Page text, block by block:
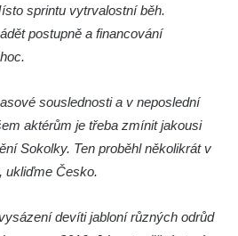
Budějovicích
II. v parku Na
v parku Na
Budějovicích
sprintu vytrvalostní běh.
postupně a financování
souslednosti a v neposlední
aktérům je třeba zmínit jakousi
Sokolky. Ten proběhl několikrát v
ukliďme Česko.
devíti jabloní různých odrůd